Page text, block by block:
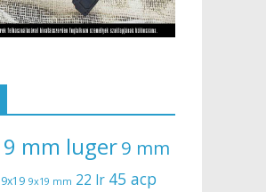
9 mm luger9 mm
9x19 9x19 mm 22 lr 45 acp